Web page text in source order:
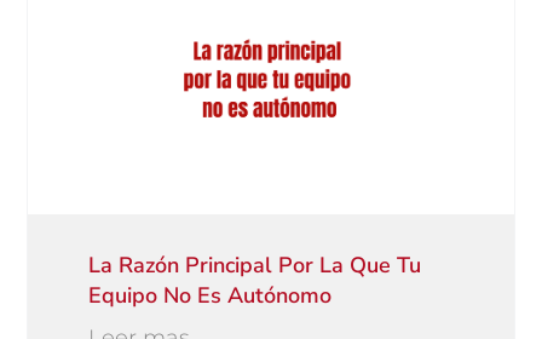
La Razón Principal Por La Que Tu
Equipo No Es Autónomo